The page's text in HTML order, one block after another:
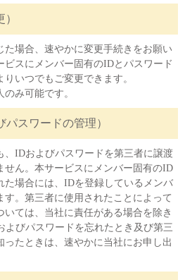
English
た場合、速やかに変更手続きをお願い
ビスにメンバー固有のIDとパスワード
いつでもご変更できます。
み可能です。
スワードの管理）
、IDおよびパスワードを第三者に譲渡
せん。本サービスにメンバー固有のID
た場合には、IDを登録しているメンバ
す。第三者に使用されたことによって
ては、当社に責任がある場合を除き
よびパスワードを忘れたとき及び第三
たときは、速やかに当社にお申し出